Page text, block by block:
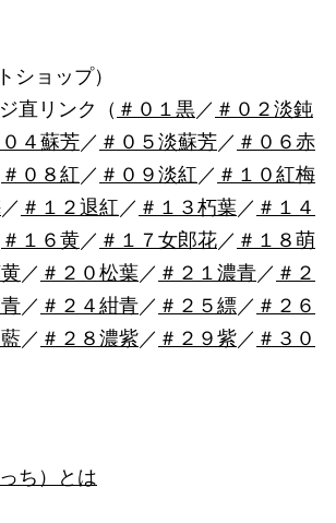
ショップ）
直リンク（ ＃０１黒／ ＃０２淡鈍
４蘇芳／ ＃０５淡蘇芳／ ＃０６赤
＃０８紅 ／ ＃０９淡紅 ／ ＃１０紅梅
／ ＃１２退紅 ／ ＃１３朽葉／ ＃１４
＃１６黄／ ＃１７女郎花／ ＃１８萌
／ ＃２０松葉／ ＃２１濃青／ ＃２
／ ＃２４紺青／ ＃２５縹／ ＃２６
／ ＃２８濃紫／ ＃２９紫／ ＃３０
っち）とは